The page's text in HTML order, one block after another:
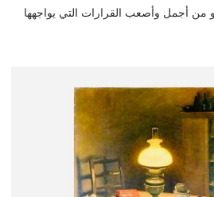
من أجمل وأصعب القرارات التي يواجهها